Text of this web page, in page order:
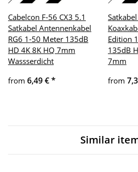
Cabelcon F-56 CX3 5.1
Satkabel Antennenkabel
RG6 1-50 Meter 135dB
HD 4K 8K HQ 7mm
Wassserdicht
from 6,49 €*
Edition
135dB
7mm
from
Similar